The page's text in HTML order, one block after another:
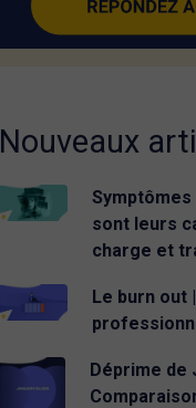
Nouveaux
sont leurs
charge et
Le burn out
Déprime de